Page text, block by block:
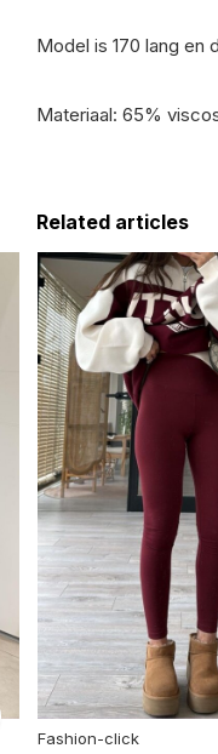
Model is 170 lang en
Materiaal: 65%
Related articles
Fashion-click